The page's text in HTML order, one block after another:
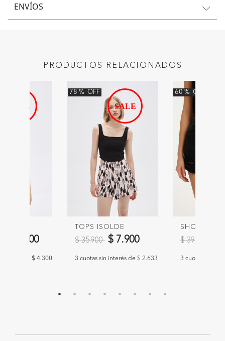
ENVÍOS
PRODUCTOS RELACIONADOS
de
$ 12.900
interés de $ 4.300
78% OFF
TOPS ISOLDE
Precio reducido de
$ 35.900 a$ 7.900
3 cuotas sin interés de $ 2.633
60% OFF
SHORT
Precio
$ 39.900
3 cuotas sin